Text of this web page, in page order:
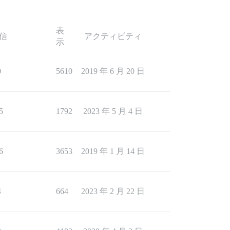
表
示
アクティビティ
5610 2019 年 6 月 20 日
1792 2023 年 5 月 4 日
3653 2019 年 1 月 14 日
664 2023 年 2 月 22 日